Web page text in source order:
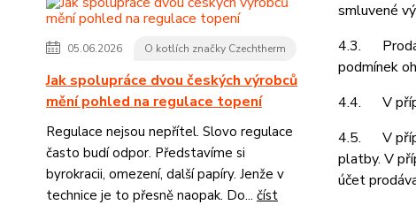
05.06.2026 O kotlích značky Czechtherm
Jak spolupráce dvou českých výrobců
mění pohled na regulace topení
Regulace nejsou nepřítel. Slovo regulace
často budí odpor. Představíme si
byrokracii, omezení, další papíry. Jenže v
technice je to přesně naopak. Do... číst
smluvené
4.3.
podmínek
4.4. V
4.5. V
platby. V
účet